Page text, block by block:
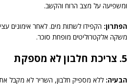
ומשפיעה על מצב הרוח והקשב.
הפתרון: הקפידו לשתות מים. לאחר אימונים
משקה אלקטרוליטים מופחת סוכר.
5. צריכת חלבון לא מספקת
הבעיה: ללא מספיק חלבון, השריר לא מקבל את